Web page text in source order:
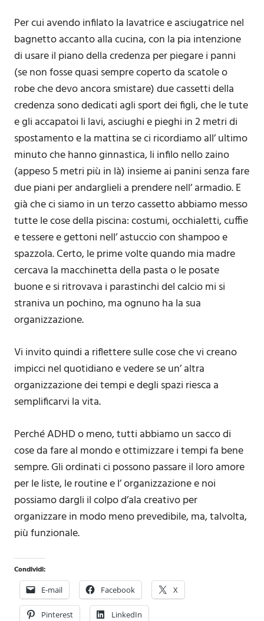
Per cui avendo infilato la lavatrice e asciugatrice nel
bagnetto accanto alla cucina, con la pia intenzione
di usare il piano della credenza per piegare i panni
(se non fosse quasi sempre coperto da scatole o
robe che devo ancora smistare) due cassetti della
credenza sono dedicati agli sport dei figli, che le tute
e gli accapatoi li lavi, asciughi e pieghi in 2 metri di
spostamento e la mattina se ci ricordiamo all’ ultimo
minuto che hanno ginnastica, li infilo nello zaino
(appeso 5 metri più in là) insieme ai panini senza fare
due piani per andarglieli a prendere nell’ armadio. E
già che ci siamo in un terzo cassetto abbiamo messo
tutte le cose della piscina: costumi, occhialetti, cuffie
e tessere e gettoni nell’ astuccio con shampoo e
spazzola. Certo, le prime volte quando mia madre
cercava la macchinetta della pasta o le posate
buone e si ritrovava i parastinchi del calcio mi si
straniva un pochino, ma ognuno ha la sua
organizzazione.
Vi invito quindi a riflettere sulle cose che vi creano
impicci nel quotidiano e vedere se un’ altra
organizzazione dei tempi e degli spazi riesca a
semplificarvi la vita.
Perché ADHD o meno, tutti abbiamo un sacco di
cose da fare al mondo e ottimizzare i tempi fa bene
sempre. Gli ordinati ci possono passare il loro amore
per le liste, le routine e l’ organizzazione e noi
possiamo dargli il colpo d’ala creativo per
organizzare in modo meno prevedibile, ma, talvolta,
più funzionale.
Condividi:
E-mail Facebook X
Pinterest LinkedIn